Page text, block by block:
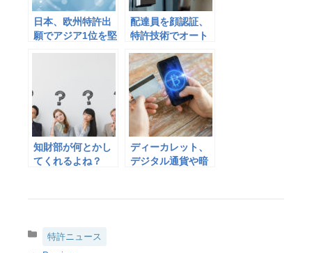
日本、欧州特許出
願でアジア1位を堅
配達員を顔認証、
特許技術でオート
の置き配に対応
知財部が何とかし
てくれるよね？
ディーカレット、
デジタル通貨や暗
交換システムに関
カ
特許ニュース